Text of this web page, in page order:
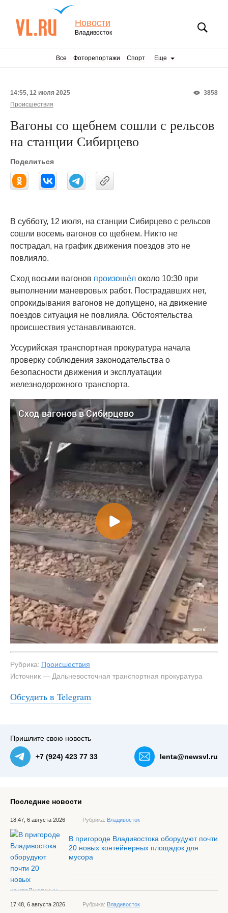
Новости
Владивосток
Все Фоторепортажи Спорт Еще
3858
14:55, 12 июля 2025
Происшествия
Вагоны со щебнем сошли с рельсов
на станции Сибирцево
Поделиться
В субботу, 12 июля, на станции Сибирцево с рельсов
сошли восемь вагонов со щебнем. Никто не
пострадал, на график движения поездов это не
повлияло.
Сход восьми вагонов произошёл около 10:30 при
выполнении маневровых работ. Пострадавших нет,
опрокидывания вагонов не допущено, на движение
поездов ситуация не повлияла. Обстоятельства
происшествия устанавливаются.
Уссурийская транспортная прокуратура начала
проверку соблюдения законодательства о
безопасности движения и эксплуатации
железнодорожного транспорта.
Рубрика: Происшествия
Источник — Дальневосточная транспортная прокуратура
Обсудить в Telegram
#2
Пришлите свою новость
+7 (924) 423 77 33 lenta@newsvl.ru
Последние новости
18:47, 6 августа 2026 Рубрика: Владивосток
В пригороде Владивостока оборудуют почти
20 новых контейнерных площадок для
мусора
17:48, 6 августа 2026 Рубрика: Владивосток